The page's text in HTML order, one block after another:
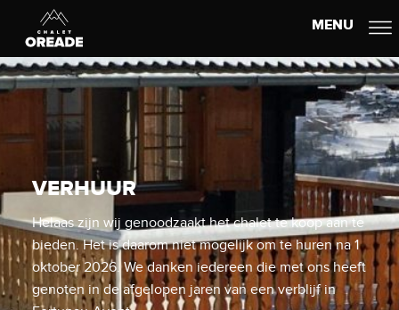
MENU
VERHUUR
Helaas zijn wij genoodzaakt het chalet te koop aan te
bieden. Het is daarom niet mogelijk om te huren na 1
oktober 2026. We danken iedereen die met ons heeft
genoten in de afgelopen jaren van een verblijf in